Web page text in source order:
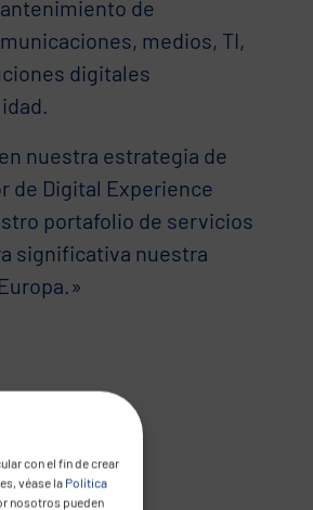
con el fin de crear
véase la Política
nosotros pueden
de
medios, TI,
digitales
nuestra estrategia de
de Digital Experience
portafolio de servicios
significativa nuestra